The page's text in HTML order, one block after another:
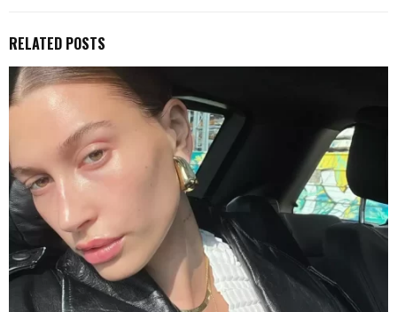
RELATED POSTS